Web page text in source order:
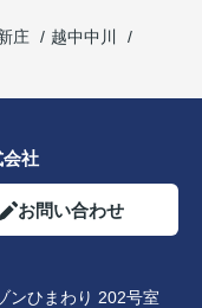
庄
越中中川
社
お問い合わせ
ンひまわり 202号室